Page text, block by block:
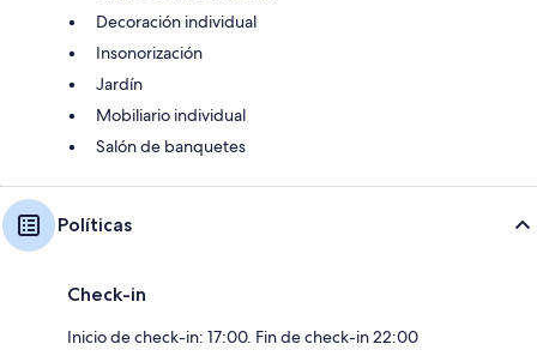
Decoración individual
Insonorización
Jardín
Mobiliario individual
Salón de banquetes
Políticas
Check-in
Inicio de check-in: 17:00. Fin de check-in 22:00